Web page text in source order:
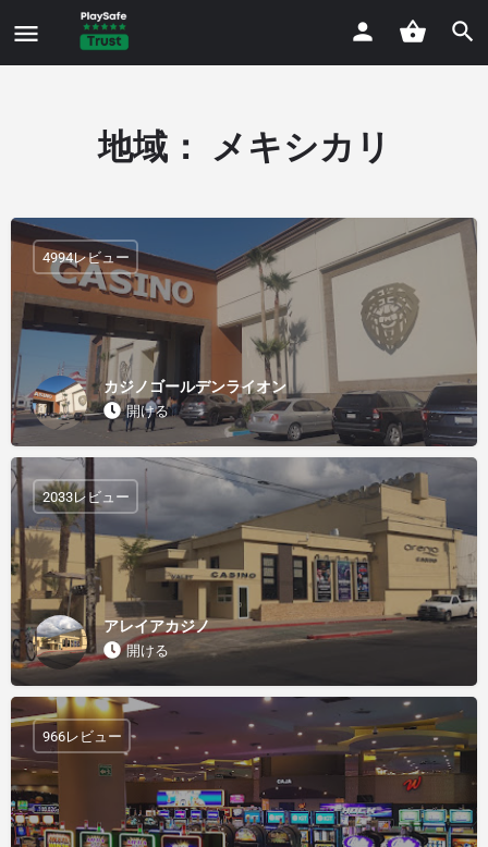
地域： メキシカリ
カジノゴールデンライオン
開ける
4994レビュー
アレイアカジノ
開ける
2033レビュー
966レビュー